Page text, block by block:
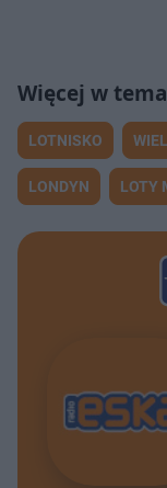
LOTNISKO
LONDYN LOTY